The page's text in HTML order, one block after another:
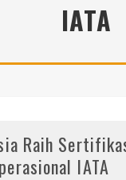
IATA
Raih
IATA